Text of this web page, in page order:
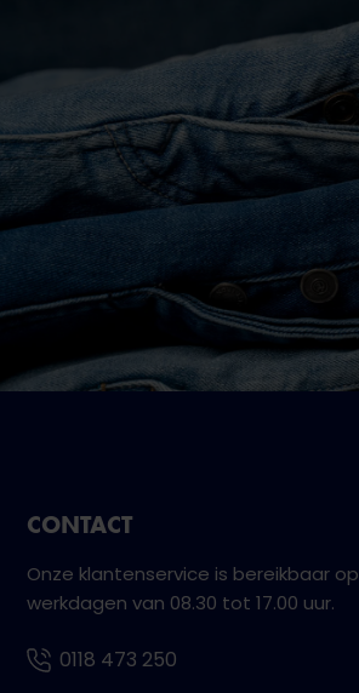
CONTACT
Onze klantenservice is bereikbaar op
werkdagen van 08.30 tot 17.00 uur.
0118 473 250